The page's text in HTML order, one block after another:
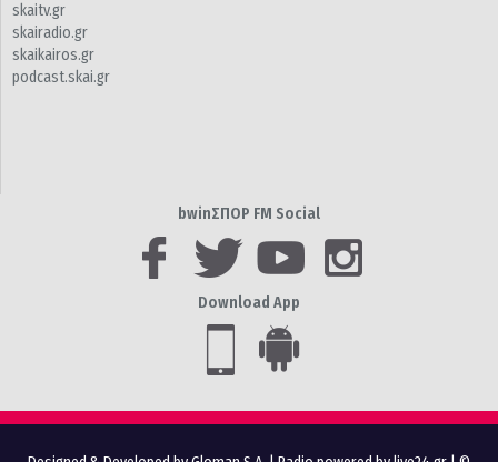
skaitv.gr
skairadio.gr
skaikairos.gr
podcast.skai.gr
bwinΣΠΟΡ FM Social
Download App